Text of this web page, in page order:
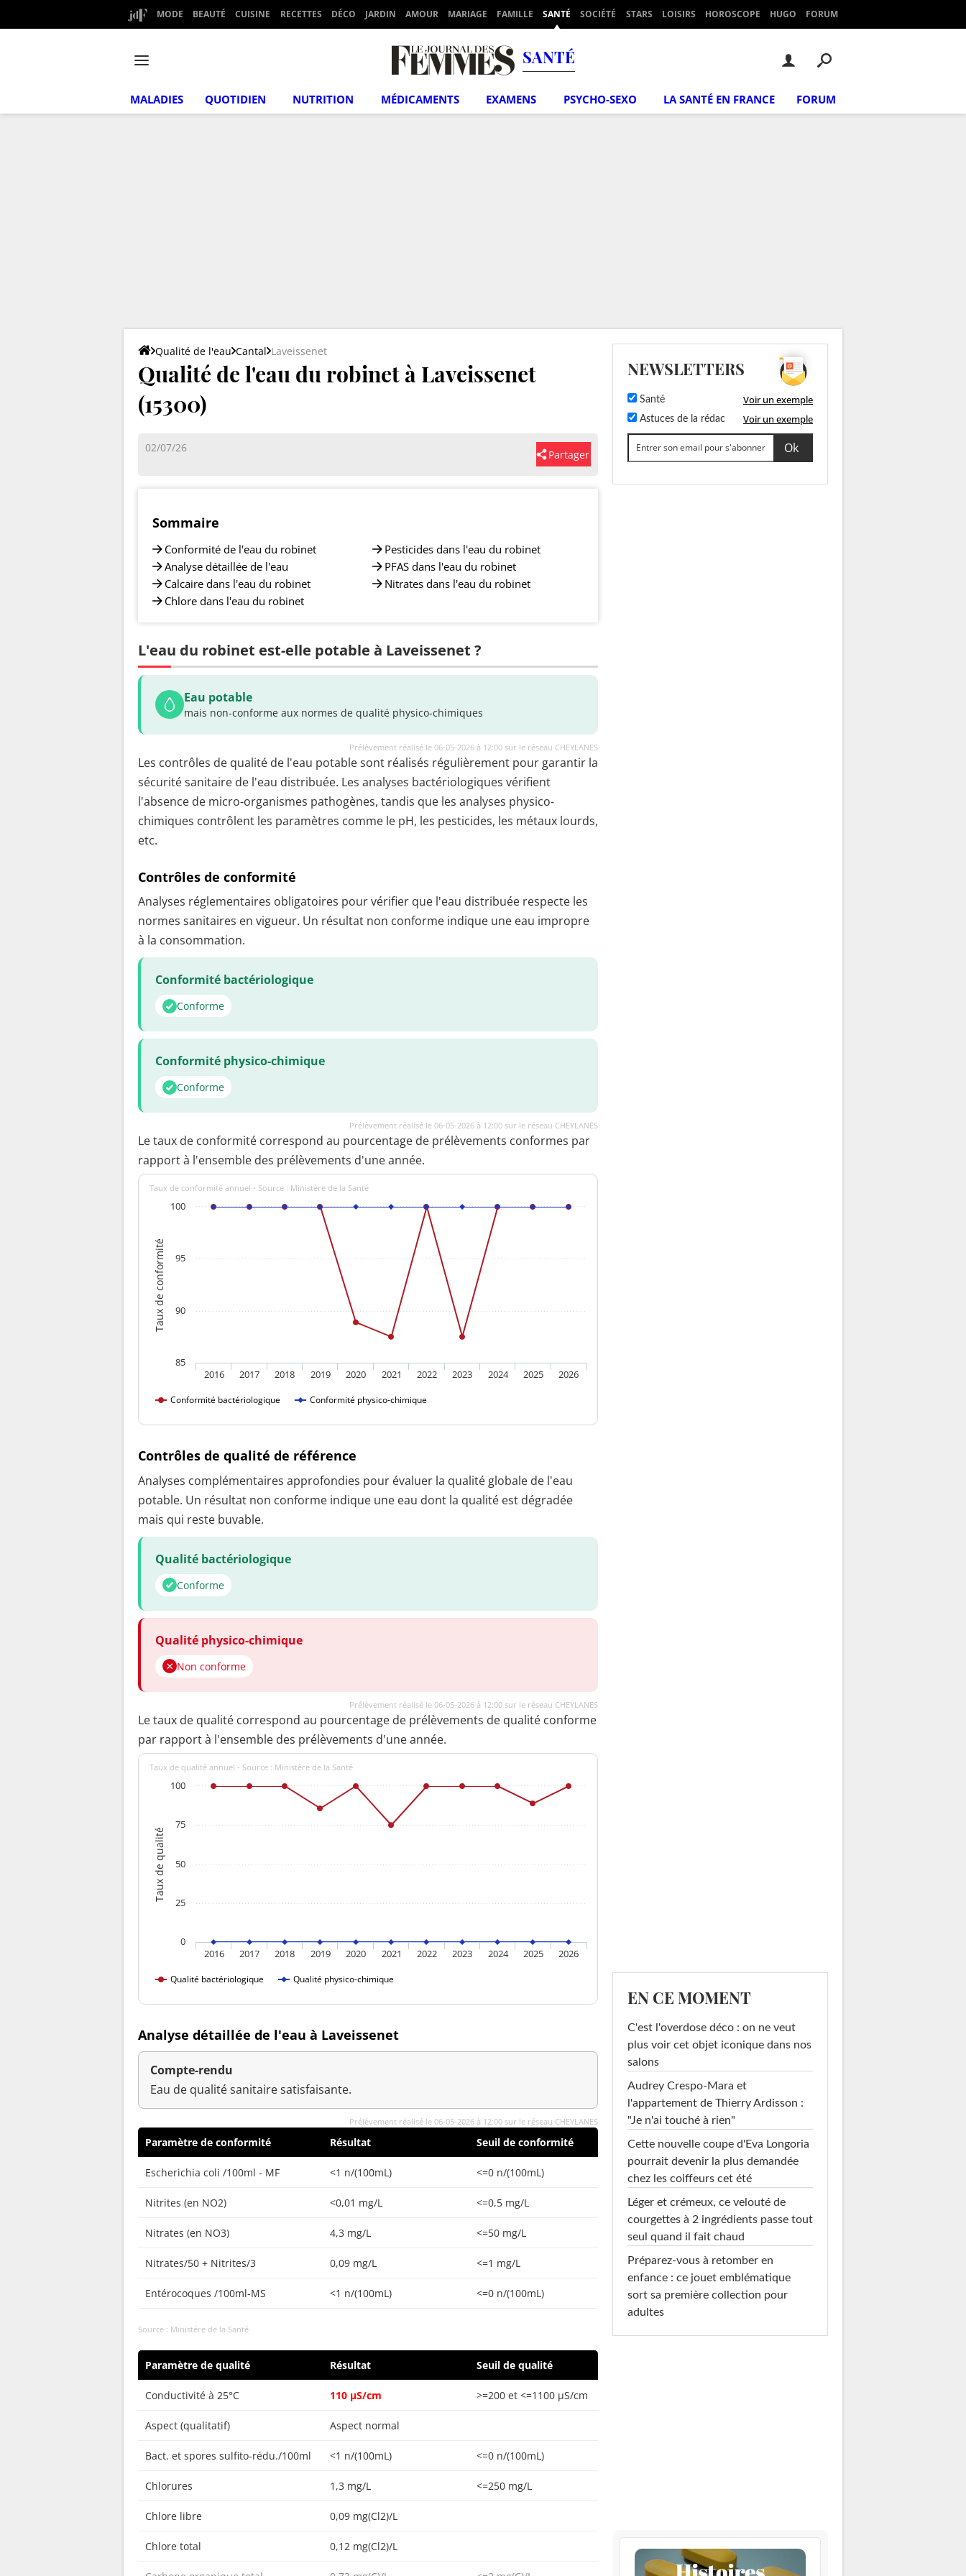
MODE BEAUTÉ CUISINE RECETTES DÉCO JARDIN AMOUR MARIAGE FAMILLE SANTÉ SOCIÉTÉ STARS LOISIRS HOROSCOPE HUGO FORUM
SANTÉ
MALADIES QUOTIDIEN NUTRITION MÉDICAMENTS EXAMENS PSYCHO-SEXO LA SANTÉ EN FRANCE FORUM
Qualité de l'eau Cantal Laveissenet
Qualité de l'eau du robinet à Laveissenet
(15300)
02/07/26
Partager
Sommaire
Conformité de l'eau du robinet
Analyse détaillée de l'eau
Calcaire dans l'eau du robinet
Chlore dans l'eau du robinet
Pesticides dans l'eau du robinet
PFAS dans l'eau du robinet
Nitrates dans l'eau du robinet
L'eau du robinet est-elle potable à Laveissenet ?
Eau potable
mais non-conforme aux normes de qualité physico-chimiques
Prélèvement réalisé le 06-05-2026 à 12:00 sur le réseau CHEYLANES
Les contrôles de qualité de l'eau potable sont réalisés régulièrement pour garantir la
sécurité sanitaire de l'eau distribuée. Les analyses bactériologiques vérifient
l'absence de micro-organismes pathogènes, tandis que les analyses physico-
chimiques contrôlent les paramètres comme le pH, les pesticides, les métaux lourds,
etc.
Contrôles de conformité
Analyses réglementaires obligatoires pour vérifier que l'eau distribuée respecte les
normes sanitaires en vigueur. Un résultat non conforme indique une eau impropre
à la consommation.
Conformité bactériologique
Conforme
Conformité physico-chimique
Conforme
Prélèvement réalisé le 06-05-2026 à 12:00 sur le réseau CHEYLANES
Le taux de conformité correspond au pourcentage de prélèvements conformes par
rapport à l'ensemble des prélèvements d'une année.
Taux de conformité
Taux de conformité annuel - Source : Ministère de la Santé
Conformité bactériologique Conformité physico-chimique
2016 2017 2018 2019 2020 2021 2022 2023 2024 2025 2026
85
90
95
100
Contrôles de qualité de référence
Analyses complémentaires approfondies pour évaluer la qualité globale de l'eau
potable. Un résultat non conforme indique une eau dont la qualité est dégradée
mais qui reste buvable.
Qualité bactériologique
Conforme
Qualité physico-chimique
Non conforme
Prélèvement réalisé le 06-05-2026 à 12:00 sur le réseau CHEYLANES
Le taux de qualité correspond au pourcentage de prélèvements de qualité conforme
par rapport à l'ensemble des prélèvements d'une année.
Taux de qualité
Taux de qualité annuel - Source : Ministère de la Santé
Qualité bactériologique Qualité physico-chimique
2016 2017 2018 2019 2020 2021 2022 2023 2024 2025 2026
0
25
50
75
100
Analyse détaillée de l'eau à Laveissenet
Compte-rendu
Eau de qualité sanitaire satisfaisante.
Prélèvement réalisé le 06-05-2026 à 12:00 sur le réseau CHEYLANES
Paramètre de conformité Résultat Seuil de conformité
Escherichia coli /100ml - MF <1 n/(100mL) <=0 n/(100mL)
Nitrites (en NO2) <0,01 mg/L <=0,5 mg/L
Nitrates (en NO3) 4,3 mg/L <=50 mg/L
Nitrates/50 + Nitrites/3 0,09 mg/L <=1 mg/L
Entérocoques /100ml-MS <1 n/(100mL) <=0 n/(100mL)
Source : Ministère de la Santé
Paramètre de qualité Résultat Seuil de qualité
Conductivité à 25°C 110 µS/cm >=200 et <=1100 µS/cm
Aspect (qualitatif) Aspect normal
Bact. et spores sulfito-rédu./100ml <1 n/(100mL) <=0 n/(100mL)
Chlorures 1,3 mg/L <=250 mg/L
Chlore libre 0,09 mg(Cl2)/L
Chlore total 0,12 mg(Cl2)/L
NEWSLETTERS
Santé Voir un exemple
Astuces de la rédac Voir un exemple
EN CE MOMENT
C'est l'overdose déco : on ne veut
plus voir cet objet iconique dans nos
salons
Audrey Crespo-Mara et
l'appartement de Thierry Ardisson :
"Je n'ai touché à rien"
Cette nouvelle coupe d'Eva Longoria
pourrait devenir la plus demandée
chez les coiffeurs cet été
Léger et crémeux, ce velouté de
courgettes à 2 ingrédients passe tout
seul quand il fait chaud
Préparez-vous à retomber en
enfance : ce jouet emblématique
sort sa première collection pour
adultes